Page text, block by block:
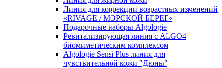
Линия для коррекции возрастных изменений
«RIVAGE / МОРСКОЙ БЕРЕГ»
Подарочные наборы Algologie
Ревитализирующая линия с ALGO4
биомиметическим комплексом
Algologie Sensi Plus линия для
чувcтвительной кожи "Дюны"